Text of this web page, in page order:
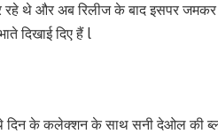
थे और अब रिलीज के बाद इसपर जमकर
दिखाई दिए हैं l
दिन के कलेक्शन के साथ सनी देओल की